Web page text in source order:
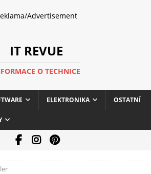
Advertisement
IT REVUE
O TECHNICE
ELEKTRONIKA OSTATNÍ